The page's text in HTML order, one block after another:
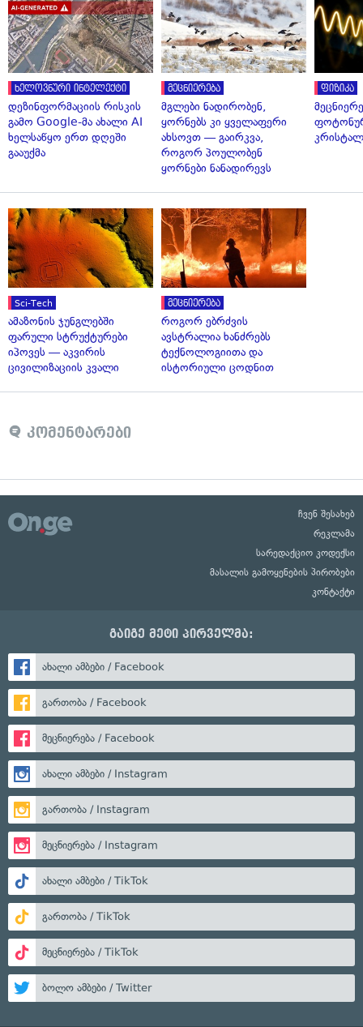
ხელოვნური ინტელექტი
დეზინფორმაციის რისკის
გამო Google-მა ახალი AI
ხელსაწყო ერთ დღეში
გააუქმა
მეცნიერება
მგლები ნადირობენ,
ყორნებს კი ყველაფერი
ახსოვთ — გაირკვა,
როგორ პოულობენ
ყორნები ნანადირევს
ფიზიკა
Sci-Tech
ამაზონის ჯუნგლებში
ფარული სტრუქტურები
იპოვეს — აკვირის
ცივილიზაციის კვალი
მეცნიერება
როგორ ებრძვის
ავსტრალია ხანძრებს
ტექნოლოგიითა და
ისტორიული ცოდნით
კომენტარები
ჩვენ შესახებ
რეკლამა
სარედაქციო კოდექსი
მასალის გამოყენების პირობები
კონტაქტი
გაიგე მეტი პირველმა:
ახალი ამბები / Facebook
გართობა / Facebook
მეცნიერება / Facebook
ახალი ამბები / Instagram
გართობა / Instagram
მეცნიერება / Instagram
ახალი ამბები / TikTok
გართობა / TikTok
მეცნიერება / TikTok
ბოლო ამბები / Twitter